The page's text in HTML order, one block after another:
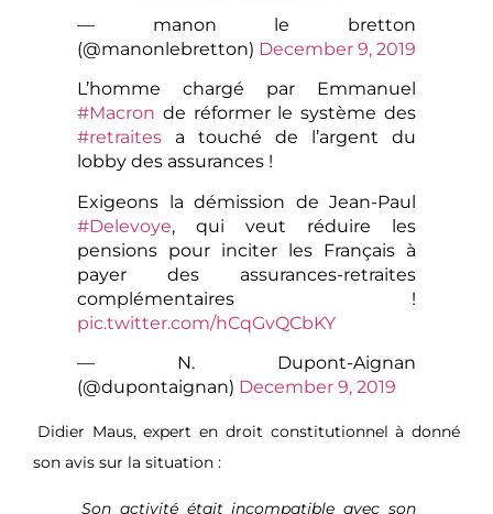
— manon le bretton
(@manonlebretton) December 9, 2019
L’homme chargé par Emmanuel
#Macron de réformer le système des
#retraites a touché de l’argent du
lobby des assurances !
Exigeons la démission de Jean-Paul
#Delevoye, qui veut réduire les
pensions pour inciter les Français à
payer des assurances-retraites
complémentaires !
pic.twitter.com/hCqGvQCbKY
— N. Dupont-Aignan
(@dupontaignan) December 9, 2019
Didier Maus, expert en droit constitutionnel à donné
son avis sur la situation :
Son activité était incompatible avec son